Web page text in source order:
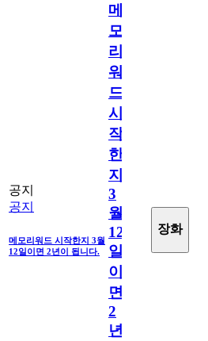
공지
공지
메모리워드 시작한지 3월
12일이면 2년이 됩니다.
메
모
리
워
드
시
작
한
지
3
월
12
일
이
면
2
년
장화